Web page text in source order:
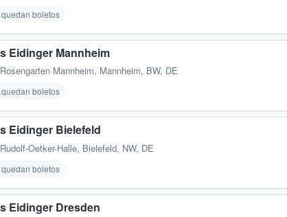
quedan boletos
Eidinger Mannheim
Rosengarten Mannheim, Mannheim, BW, DE
quedan boletos
Eidinger Bielefeld
Rudolf-Oetker-Halle, Bielefeld, NW, DE
quedan boletos
Eidinger Dresden